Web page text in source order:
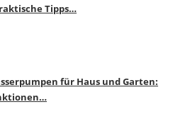
Tipps…
für Haus und Garten: